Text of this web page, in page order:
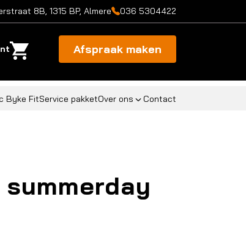
8B, 1315 BP, Almere 036 5304422
Afspraak maken
Byke FitService pakketOver ons Contact